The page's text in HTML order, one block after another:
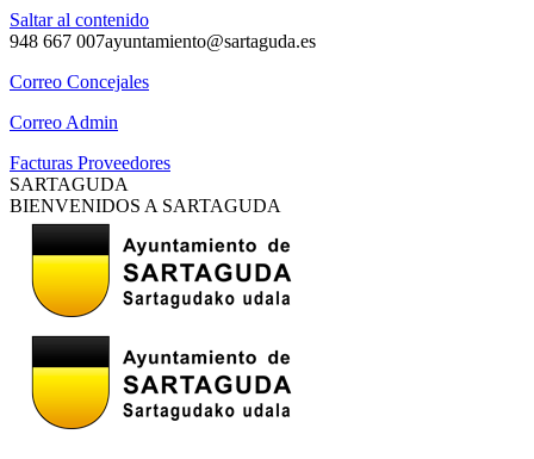
Saltar al contenido
948 667 007ayuntamiento@sartaguda.es
Correo Concejales
Correo Admin
Facturas Proveedores
SARTAGUDA
BIENVENIDOS A SARTAGUDA